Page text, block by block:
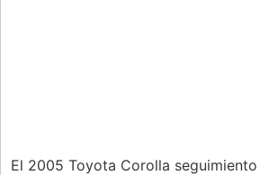
El 2005 Toyota Corolla